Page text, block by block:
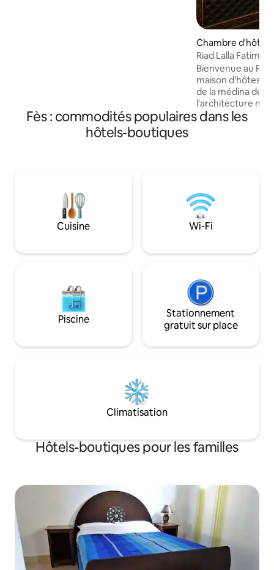
Chambre d'hôtel ·
Riad Lalla Fatima
Bienvenue au
maison d'hôtes
de la médina de
l'architecture
confortables
Logement idéal
authentique à Fès
Fès : commodités populaires dans les
hôtels-boutiques
Cuisine Wi-Fi
Piscine
Stationnement
gratuit sur place
Climatisation
Hôtels-boutiques pour les familles